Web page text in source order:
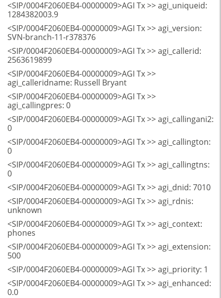
<SIP/0004F2060EB4-00000009>AGI Tx >> agi_uniqueid:
1284382003.9
<SIP/0004F2060EB4-00000009>AGI Tx >> agi_version:
SVN-branch-11-r378376
<SIP/0004F2060EB4-00000009>AGI Tx >> agi_callerid:
2563619899
<SIP/0004F2060EB4-00000009>AGI Tx >>
agi_calleridname: Russell Bryant
<SIP/0004F2060EB4-00000009>AGI Tx >>
agi_callingpres: 0
<SIP/0004F2060EB4-00000009>AGI Tx >> agi_callingani2:
0
<SIP/0004F2060EB4-00000009>AGI Tx >> agi_callington:
0
<SIP/0004F2060EB4-00000009>AGI Tx >> agi_callingtns:
0
<SIP/0004F2060EB4-00000009>AGI Tx >> agi_dnid: 7010
<SIP/0004F2060EB4-00000009>AGI Tx >> agi_rdnis:
unknown
<SIP/0004F2060EB4-00000009>AGI Tx >> agi_context:
phones
<SIP/0004F2060EB4-00000009>AGI Tx >> agi_extension:
500
<SIP/0004F2060EB4-00000009>AGI Tx >> agi_priority: 1
<SIP/0004F2060EB4-00000009>AGI Tx >> agi_enhanced:
0.0